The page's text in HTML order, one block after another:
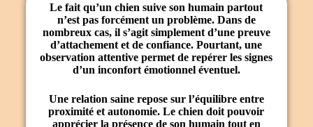
Le fait qu’un chien suive son humain partout
n’est pas forcément un problème. Dans de
nombreux cas, il s’agit simplement d’une preuve
d’attachement et deconfiance. Pourtant, une
observation attentive permet de repérer les signes
d’un inconfort émotionnel éventuel.
Une relation saine repose sur l’équilibre entre
proximité etautonomie. Le chien doit pouvoir
apprécier la présence de son humain tout en